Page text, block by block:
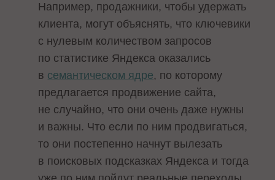
Например, продажники, чтобы удержать
клиента, могут объяснять, что ключевики
с нулевым количеством запросов
по статистике Яндекса оказались
в семантическом ядре, по которому
предлагается продвижение сайта,
не случайно, что они очень даже нужны
и важны. Что если по ним продвигаться,
то они постепенно начнут вылезать
в поисковых подсказках Яндекса и тогда